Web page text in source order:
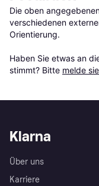
Die oben
verschiedenen
Orientierung.
Haben Sie etwas an
stimmt? Bitte melde
Klarna
Über uns
Karriere